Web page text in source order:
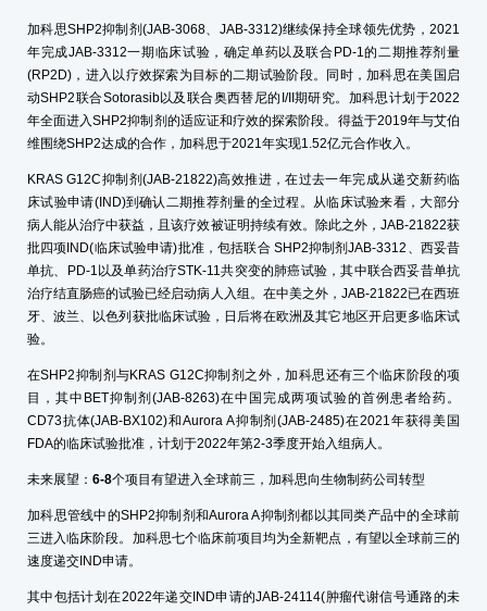
加科思SHP2抑制剂(JAB-3068、JAB-3312)继续保持全球领先优势，2021
年完成JAB-3312一期临床试验，确定单药以及联合PD-1的二期推荐剂量
(RP2D)，进入以疗效探索为目标的二期试验阶段。同时，加科思在美国启
动SHP2联合Sotorasib以及联合奥西替尼的I/II期研究。加科思计划于2022
年全面进入SHP2抑制剂的适应证和疗效的探索阶段。得益于2019年与艾伯
维围绕SHP2达成的合作，加科思于2021年实现1.52亿元合作收入。
KRAS G12C抑制剂(JAB-21822)高效推进，在过去一年完成从递交新药临
床试验申请(IND)到确认二期推荐剂量的全过程。从临床试验来看，大部分
病人能从治疗中获益，且该疗效被证明持续有效。除此之外，JAB-21822获
批四项IND(临床试验申请)批准，包括联合 SHP2抑制剂JAB-3312、西妥昔
单抗、PD-1以及单药治疗STK-11共突变的肺癌试验，其中联合西妥昔单抗
治疗结直肠癌的试验已经启动病人入组。在中美之外，JAB-21822已在西班
牙、波兰、以色列获批临床试验，日后将在欧洲及其它地区开启更多临床试
验。
在SHP2抑制剂与KRAS G12C抑制剂之外，加科思还有三个临床阶段的项
目，其中BET抑制剂(JAB-8263)在中国完成两项试验的首例患者给药。
CD73抗体(JAB-BX102)和Aurora A抑制剂(JAB-2485)在2021年获得美国
FDA的临床试验批准，计划于2022年第2-3季度开始入组病人。
未来展望： 6-8个项目有望进入全球前三，加科思向生物制药公司转型
加科思管线中的SHP2抑制剂和Aurora A抑制剂都以其同类产品中的全球前
三进入临床阶段。加科思七个临床前项目均为全新靶点，有望以全球前三的
速度递交IND申请。
其中包括计划在2022年递交IND申请的JAB-24114(肿瘤代谢信号通路的未